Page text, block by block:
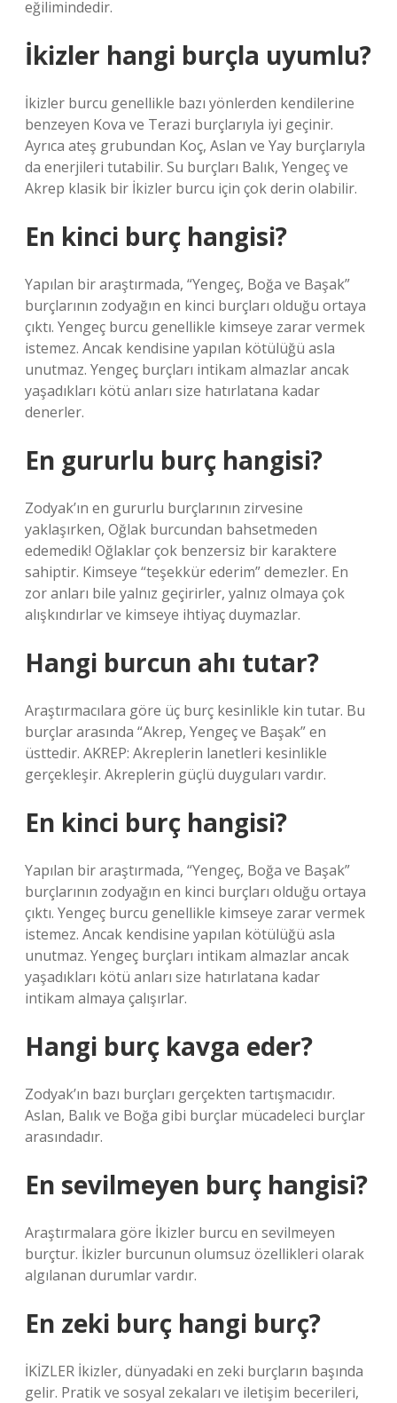
eğilimindedir.
İkizler hangi burçla uyumlu?
İkizler burcu genellikle bazı yönlerden kendilerine
benzeyen Kova ve Terazi burçlarıyla iyi geçinir.
Ayrıca ateş grubundan Koç, Aslan ve Yay burçlarıyla
da enerjileri tutabilir. Su burçları Balık, Yengeç ve
Akrep klasik bir İkizler burcu için çok derin olabilir.
En kinci burç hangisi?
Yapılan bir araştırmada, “Yengeç, Boğa ve Başak”
burçlarının zodyağın en kinci burçları olduğu ortaya
çıktı. Yengeç burcu genellikle kimseye zarar vermek
istemez. Ancak kendisine yapılan kötülüğü asla
unutmaz. Yengeç burçları intikam almazlar ancak
yaşadıkları kötü anları size hatırlatana kadar
denerler.
En gururlu burç hangisi?
Zodyak’ın en gururlu burçlarının zirvesine
yaklaşırken, Oğlak burcundan bahsetmeden
edemedik! Oğlaklar çok benzersiz bir karaktere
sahiptir. Kimseye “teşekkür ederim” demezler. En
zor anları bile yalnız geçirirler, yalnız olmaya çok
alışkındırlar ve kimseye ihtiyaç duymazlar.
Hangi burcun ahı tutar?
Araştırmacılara göre üç burç kesinlikle kin tutar. Bu
burçlar arasında “Akrep, Yengeç ve Başak” en
üsttedir. AKREP: Akreplerin lanetleri kesinlikle
gerçekleşir. Akreplerin güçlü duyguları vardır.
En kinci burç hangisi?
Yapılan bir araştırmada, “Yengeç, Boğa ve Başak”
burçlarının zodyağın en kinci burçları olduğu ortaya
çıktı. Yengeç burcu genellikle kimseye zarar vermek
istemez. Ancak kendisine yapılan kötülüğü asla
unutmaz. Yengeç burçları intikam almazlar ancak
yaşadıkları kötü anları size hatırlatana kadar
intikam almaya çalışırlar.
Hangi burç kavga eder?
Zodyak’ın bazı burçları gerçekten tartışmacıdır.
Aslan, Balık ve Boğa gibi burçlar mücadeleci burçlar
arasındadır.
En sevilmeyen burç hangisi?
Araştırmalara göre İkizler burcu en sevilmeyen
burçtur. İkizler burcunun olumsuz özellikleri olarak
algılanan durumlar vardır.
En zeki burç hangi burç?
İKİZLER İkizler, dünyadaki en zeki burçların başında
gelir. Pratik ve sosyal zekaları ve iletişim becerileri,